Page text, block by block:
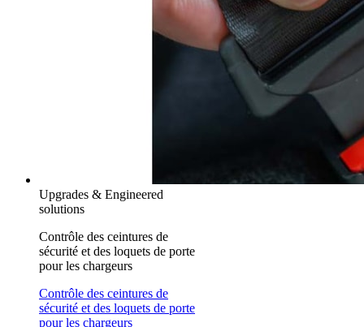
Upgrades & Engineered
solutions
Contrôle des ceintures de
sécurité et des loquets de porte
pour les chargeurs
Contrôle des ceintures de
sécurité et des loquets de porte
pour les chargeurs